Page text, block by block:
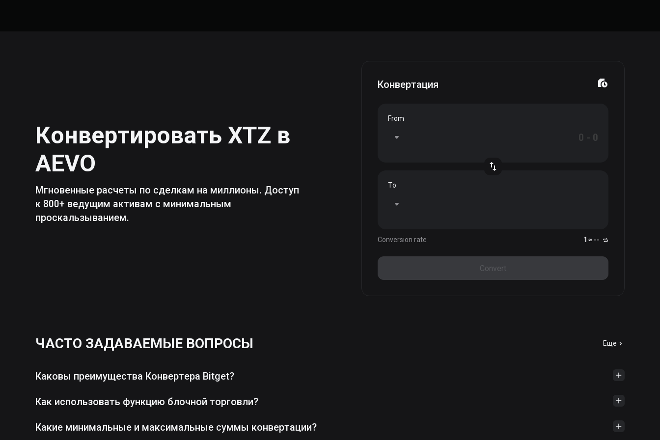
Конвертировать XTZ в
AEVO
Мгновенные расчеты по сделкам на миллионы. Доступ
к 800+ ведущим активам с минимальным
проскальзыванием.
Конвертация
From
To
Conversion rate 1 ≈ --
Convert
ЧАСТО ЗАДАВАЕМЫЕ ВОПРОСЫ Еще
Каковы преимущества Конвертера Bitget?
Как использовать функцию блочной торговли?
Какие минимальные и максимальные суммы конвертации?